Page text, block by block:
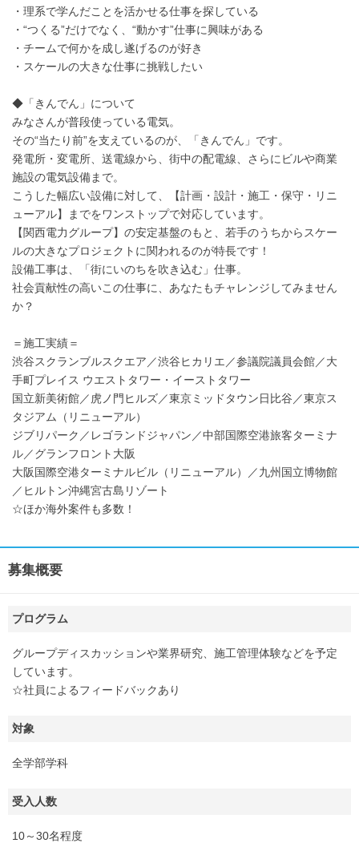
・理系で学んだことを活かせる仕事を探している
・“つくる”だけでなく、“動かす”仕事に興味がある
・チームで何かを成し遂げるのが好き
・スケールの大きな仕事に挑戦したい
◆「きんでん」について
みなさんが普段使っている電気。
その“当たり前”を支えているのが、「きんでん」です。
発電所・変電所、送電線から、街中の配電線、さらにビルや商業
施設の電気設備まで。
こうした幅広い設備に対して、【計画・設計・施工・保守・リニ
ューアル】までをワンストップで対応しています。
【関西電力グループ】の安定基盤のもと、若手のうちからスケー
ルの大きなプロジェクトに関われるのが特長です！
設備工事は、「街にいのちを吹き込む」仕事。
社会貢献性の高いこの仕事に、あなたもチャレンジしてみません
か？
＝施工実績＝
渋谷スクランブルスクエア／渋谷ヒカリエ／参議院議員会館／大
手町プレイス ウエストタワー・イーストタワー
国立新美術館／虎ノ門ヒルズ／東京ミッドタウン日比谷／東京ス
タジアム（リニューアル）
ジブリパーク／レゴランドジャパン／中部国際空港旅客ターミナ
ル／グランフロント大阪
大阪国際空港ターミナルビル（リニューアル）／九州国立博物館
／ヒルトン沖縄宮古島リゾート
☆ほか海外案件も多数！
募集概要
プログラム
グループディスカッションや業界研究、施工管理体験などを予定
しています。
☆社員によるフィードバックあり
対象
全学部学科
受入人数
10～30名程度